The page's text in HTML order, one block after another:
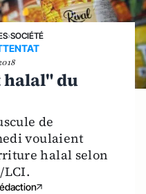
›SOCIÉTÉ
du
de
voulaient
halal selon
LCI.